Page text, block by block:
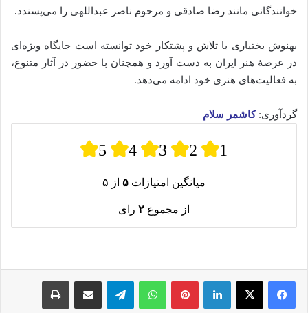
خوانندگانی مانند رضا صادقی و مرحوم ناصر عبداللهی را می‌پسندد.
بهنوش بختیاری با تلاش و پشتکار خود توانسته است جایگاه ویژه‌ای
در عرصهٔ هنر ایران به دست آورد و همچنان با حضور در آثار متنوع،
به فعالیت‌های هنری خود ادامه می‌دهد.
گردآوری:کاشمر سلام
5 4 3 2 1
میانگین امتیازات ۵ از ۵
از مجموع ۲ رای
لینکدین پینترستواتس آپ تلگرام اشتراک گذاری از طریق ایمیل چاپ